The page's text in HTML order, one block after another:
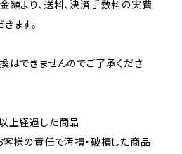
額より、送料、決済手数料の実費
ます。
はできませんのでご了承くださ
上経過した商品
客様の責任で汚損・破損した商品